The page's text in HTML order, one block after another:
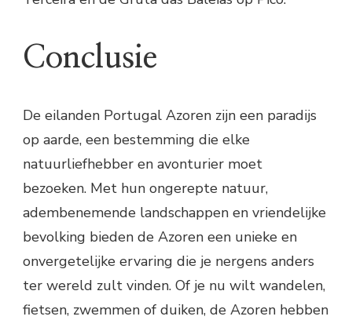
Conclusie
De eilanden Portugal Azoren zijn een paradijs
op aarde, een bestemming die elke
natuurliefhebber en avonturier moet
bezoeken. Met hun ongerepte natuur,
adembenemende landschappen en vriendelijke
bevolking bieden de Azoren een unieke en
onvergetelijke ervaring die je nergens anders
ter wereld zult vinden. Of je nu wilt wandelen,
fietsen, zwemmen of duiken, de Azoren hebben